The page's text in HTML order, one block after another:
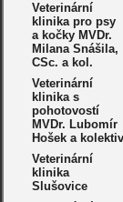
Veterinární
klinika pro psy
a kočky MVDr.
Milana Snášila,
CSc. a kol.
Veterinární
klinika s
pohotovostí
MVDr. Lubomír
Hošek a kolektiv
Veterinární
klinika
Slušovice